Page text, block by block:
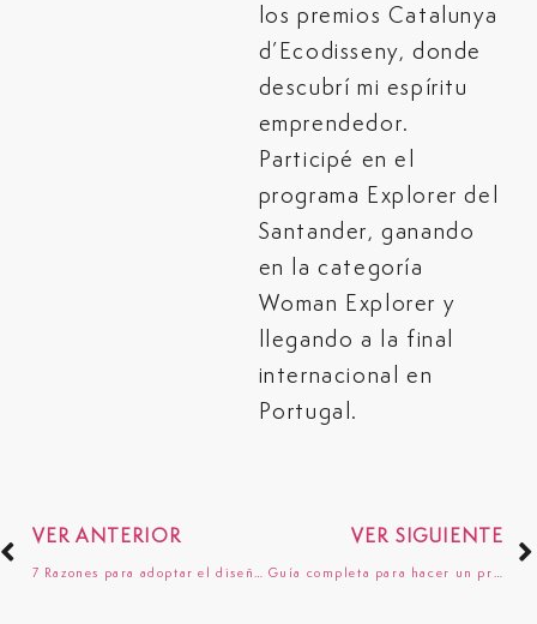
los premios Catalunya
d’Ecodisseny, donde
descubrí mi espíritu
emprendedor.
Participé en el
programa Explorer del
Santander, ganando
en la categoría
Woman Explorer y
llegando a la final
internacional en
Portugal.
VER ANTERIOR VER SIGUIENTE